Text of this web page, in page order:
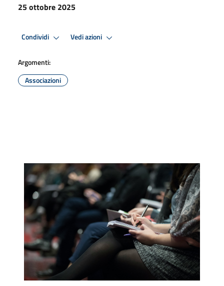
25 ottobre 2025
Condividi Vedi azioni
Argomenti:
Associazioni